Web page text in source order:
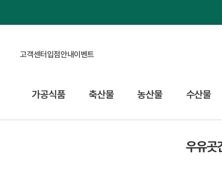
고객센터입점안내이벤트
가공식품 축산물 농산물 수산물
우유곳